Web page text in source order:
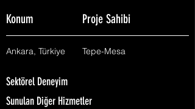
Konum Proje Sahibi
Ankara, Türkiye Tepe-Mesa
Sektörel Deneyim
Sunulan Diğer Hizmetler